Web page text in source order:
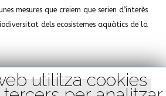
utilitza cookies
mesures que creiem que serien d’interès
dels ecosistemes aquàtics de la